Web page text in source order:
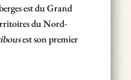
est du Grand
du Nord-
est son premier